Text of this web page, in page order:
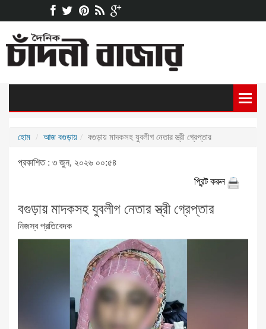
হোম আজ বগুড়ায় বগুড়ায় মাদকসহ যুবলীগ নেতার স্ত্রী গ্রেপ্তার
প্রকাশিত : ৩ জুন, ২০২৬ ০০:৫৪
প্রিন্ট করুন
বগুড়ায় মাদকসহ যুবলীগ নেতার স্ত্রী গ্রেপ্তার
নিজস্ব প্রতিবেদক